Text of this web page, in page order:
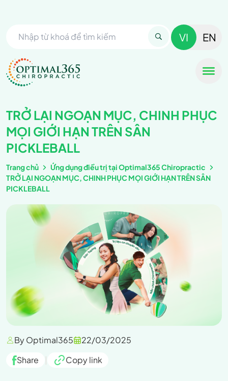
VI EN
TRỞ LẠI NGOẠN MỤC, CHINH PHỤC
MỌI GIỚI HẠN TRÊN SÂN
PICKLEBALL
Trang chủ
Ứng dụng điều trị tại Optimal365 Chiropractic
TRỞ LẠI NGOẠN MỤC, CHINH PHỤC MỌI GIỚI HẠN TRÊN SÂN
PICKLEBALL
By Optimal365
22/03/2025
Share
Copy link